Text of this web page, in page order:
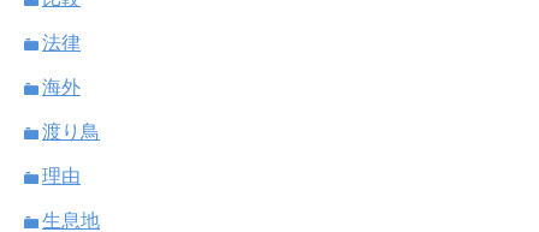
法律
海外
渡り鳥
理由
生息地